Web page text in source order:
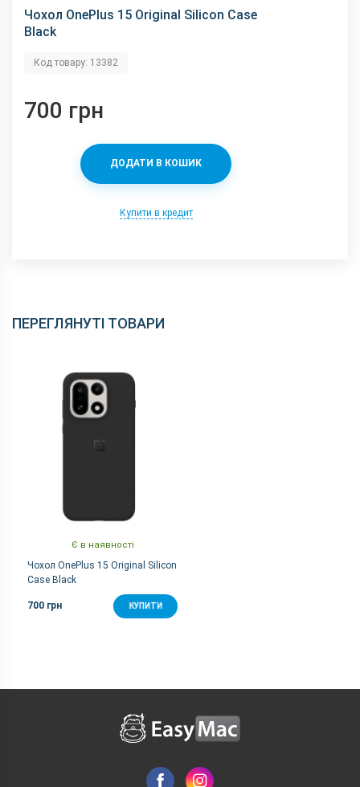
Чохол OnePlus 15 Original Silicon Case
Black
Код товару: 13382
700 грн
ДОДАТИ В КОШИК
Купити в кредит
ПЕРЕГЛЯНУТІ ТОВАРИ
Є в наявності
Чохол OnePlus 15 Original Silicon
Case Black
700 грн КУПИТИ